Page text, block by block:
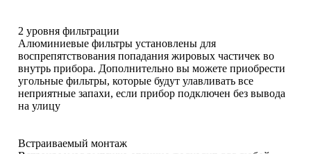
2 уровня фильтрации
Алюминиевые фильтры установлены для
воспрепятствования попадания жировых частичек во
внутрь прибора. Дополнительно вы можете приобрести
угольные фильтры, которые будут улавливать все
неприятные запахи, если прибор подключен без вывода
на улицу
Встраиваемый монтаж